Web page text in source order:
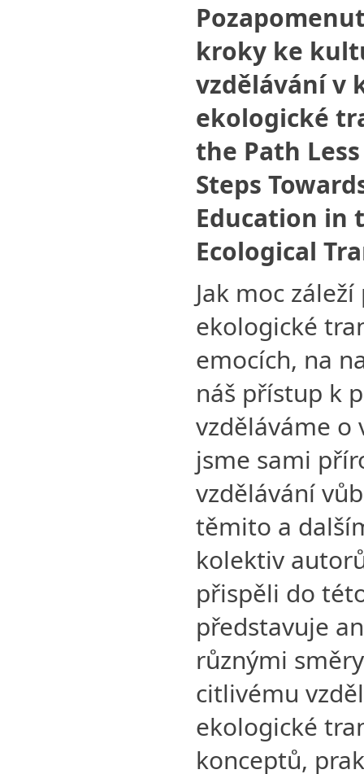
kroky ke
vzdělávání v
ekologické
the Path
Steps
Education in
Ecological
Jak moc
ekologické
emocích, na
náš přístup k
vzděláváme o
jsme sami
vzdělávání
těmito a
kolektiv
přispěli do
představuje
různými
citlivému
ekologické
konceptů,